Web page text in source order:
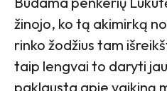
žinojo, ko tą akimirką
rinko žodžius tam
taip lengvai to daryti
paklausta apie vaikiną